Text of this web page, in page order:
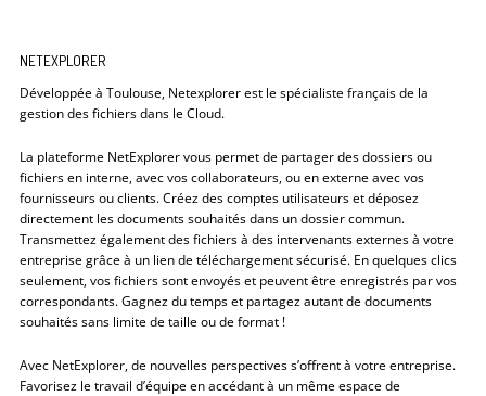
NETEXPLORER
Développée à Toulouse, Netexplorer est le spécialiste français de la
gestion des fichiers dans le Cloud.
La plateforme NetExplorer vous permet de partager des dossiers ou
fichiers en interne, avec vos collaborateurs, ou en externe avec vos
fournisseurs ou clients. Créez des comptes utilisateurs et déposez
directement les documents souhaités dans un dossier commun.
Transmettez également des fichiers à des intervenants externes à votre
entreprise grâce à un lien de téléchargement sécurisé. En quelques clics
seulement, vos fichiers sont envoyés et peuvent être enregistrés par vos
correspondants. Gagnez du temps et partagez autant de documents
souhaités sans limite de taille ou de format !
Avec NetExplorer, de nouvelles perspectives s’offrent à votre entreprise.
Favorisez le travail d’équipe en accédant à un même espace de